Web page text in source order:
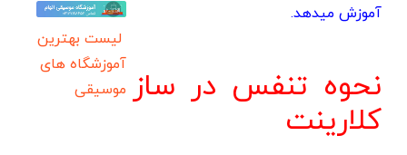
آموزش میدهد.
نحوه تنفس در ساز
كلارينت
لیست بهترین
آموزشگاه های
موسیقی
وبسایت
آموزش رایگان